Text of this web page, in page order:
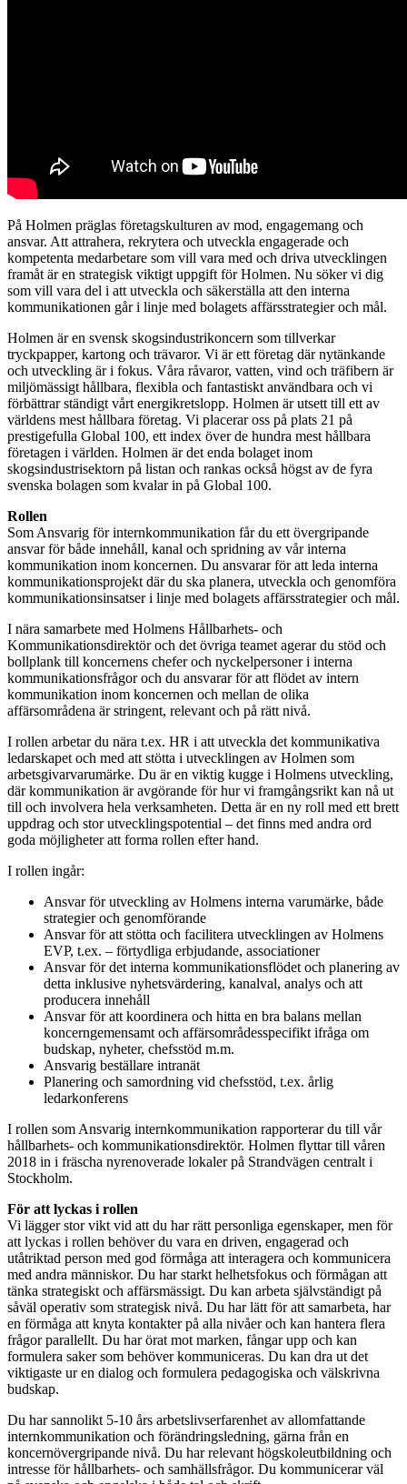
På Holmen präglas företagskulturen av mod, engagemang och
ansvar. Att attrahera, rekrytera och utveckla engagerade och
kompetenta medarbetare som vill vara med och driva utvecklingen
framåt är en strategisk viktigt uppgift för Holmen. Nu söker vi dig
som vill vara del i att utveckla och säkerställa att den interna
kommunikationen går i linje med bolagets affärsstrategier och mål.
Holmen är en svensk skogsindustrikoncern som tillverkar
tryckpapper, kartong och trävaror. Vi är ett företag där nytänkande
och utveckling är i fokus. Våra råvaror, vatten, vind och träfibern är
miljömässigt hållbara, flexibla och fantastiskt användbara och vi
förbättrar ständigt vårt energikretslopp. Holmen är utsett till ett av
världens mest hållbara företag. Vi placerar oss på plats 21 på
prestigefulla Global 100, ett index över de hundra mest hållbara
företagen i världen. Holmen är det enda bolaget inom
skogsindustrisektorn på listan och rankas också högst av de fyra
svenska bolagen som kvalar in på Global 100.
Rollen
Som Ansvarig för internkommunikation får du ett övergripande
ansvar för både innehåll, kanal och spridning av vår interna
kommunikation inom koncernen. Du ansvarar för att leda interna
kommunikationsprojekt där du ska planera, utveckla och genomföra
kommunikationsinsatser i linje med bolagets affärsstrategier och mål.
I nära samarbete med Holmens Hållbarhets- och
Kommunikationsdirektör och det övriga teamet agerar du stöd och
bollplank till koncernens chefer och nyckelpersoner i interna
kommunikationsfrågor och du ansvarar för att flödet av intern
kommunikation inom koncernen och mellan de olika
affärsområdena är stringent, relevant och på rätt nivå.
I rollen arbetar du nära t.ex. HR i att utveckla det kommunikativa
ledarskapet och med att stötta i utvecklingen av Holmen som
arbetsgivarvarumärke. Du är en viktig kugge i Holmens utveckling,
där kommunikation är avgörande för hur vi framgångsrikt kan nå ut
till och involvera hela verksamheten. Detta är en ny roll med ett brett
uppdrag och stor utvecklingspotential – det finns med andra ord
goda möjligheter att forma rollen efter hand.
I rollen ingår:
Ansvar för utveckling av Holmens interna varumärke, både
strategier och genomförande
Ansvar för att stötta och facilitera utvecklingen av Holmens
EVP, t.ex. – förtydliga erbjudande, associationer
Ansvar för det interna kommunikationsflödet och planering av
detta inklusive nyhetsvärdering, kanalval, analys och att
producera innehåll
Ansvar för att koordinera och hitta en bra balans mellan
koncerngemensamt och affärsområdesspecifikt ifråga om
budskap, nyheter, chefsstöd m.m.
Ansvarig beställare intranät
Planering och samordning vid chefsstöd, t.ex. årlig
ledarkonferens
I rollen som Ansvarig internkommunikation rapporterar du till vår
hållbarhets- och kommunikationsdirektör. Holmen flyttar till våren
2018 in i fräscha nyrenoverade lokaler på Strandvägen centralt i
Stockholm.
För att lyckas i rollen
Vi lägger stor vikt vid att du har rätt personliga egenskaper, men för
att lyckas i rollen behöver du vara en driven, engagerad och
utåtriktad person med god förmåga att interagera och kommunicera
med andra människor. Du har starkt helhetsfokus och förmågan att
tänka strategiskt och affärsmässigt. Du kan arbeta självständigt på
såväl operativ som strategisk nivå. Du har lätt för att samarbeta, har
en förmåga att knyta kontakter på alla nivåer och kan hantera flera
frågor parallellt. Du har örat mot marken, fångar upp och kan
formulera saker som behöver kommuniceras. Du kan dra ut det
viktigaste ur en dialog och formulera pedagogiska och välskrivna
budskap.
Du har sannolikt 5-10 års arbetslivserfarenhet av allomfattande
internkommunikation och förändringsledning, gärna från en
koncernövergripande nivå. Du har relevant högskoleutbildning och
intresse för hållbarhets- och samhällsfrågor. Du kommunicerar väl